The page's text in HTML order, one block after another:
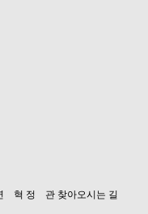
혁 정 관 찾아오시는 길